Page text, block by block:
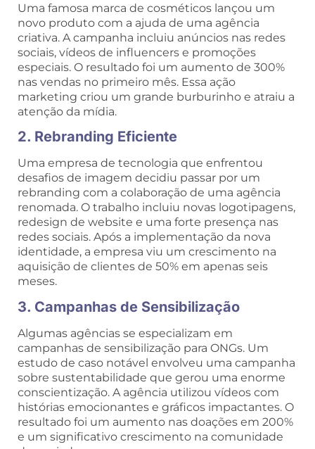
Uma famosa marca de cosméticos lançou um
novo produto com a ajuda de uma agência
criativa. A campanha incluiu anúncios nas redes
sociais, vídeos de influencers e promoções
especiais. O resultado foi um aumento de 300%
nas vendas no primeiro mês. Essa ação
marketing criou um grande burburinho e atraiu a
atenção da mídia.
2. Rebranding Eficiente
Uma empresa de tecnologia que enfrentou
desafios de imagem decidiu passar por um
rebranding com a colaboração de uma agência
renomada. O trabalho incluiu novas logotipagens,
redesign de website e uma forte presença nas
redes sociais. Após a implementação da nova
identidade, a empresa viu um crescimento na
aquisição de clientes de 50% em apenas seis
meses.
3. Campanhas de Sensibilização
Algumas agências se especializam em
campanhas de sensibilização para ONGs. Um
estudo de caso notável envolveu uma campanha
sobre sustentabilidade que gerou uma enorme
conscientização. A agência utilizou vídeos com
histórias emocionantes e gráficos impactantes. O
resultado foi um aumento nas doações em 200%
e um significativo crescimento na comunidade